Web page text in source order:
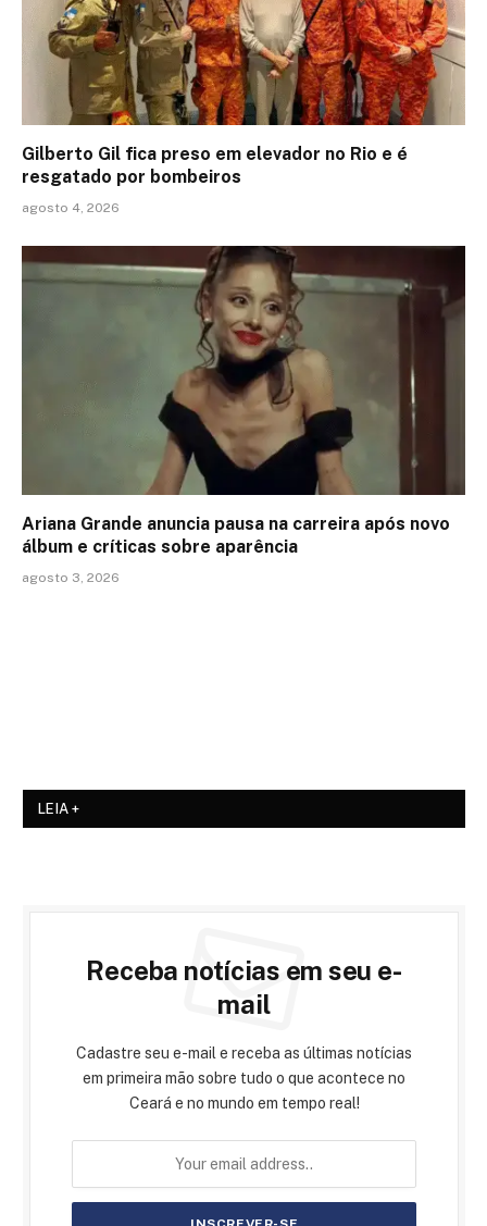
Gilberto Gil fica preso em elevador no Rio e é
resgatado por bombeiros
agosto 4, 2026
Ariana Grande anuncia pausa na carreira após novo
álbum e críticas sobre aparência
agosto 3, 2026
LEIA +
Receba notícias em seu e-
mail
Cadastre seu e-mail e receba as últimas notícias
em primeira mão sobre tudo o que acontece no
Ceará e no mundo em tempo real!